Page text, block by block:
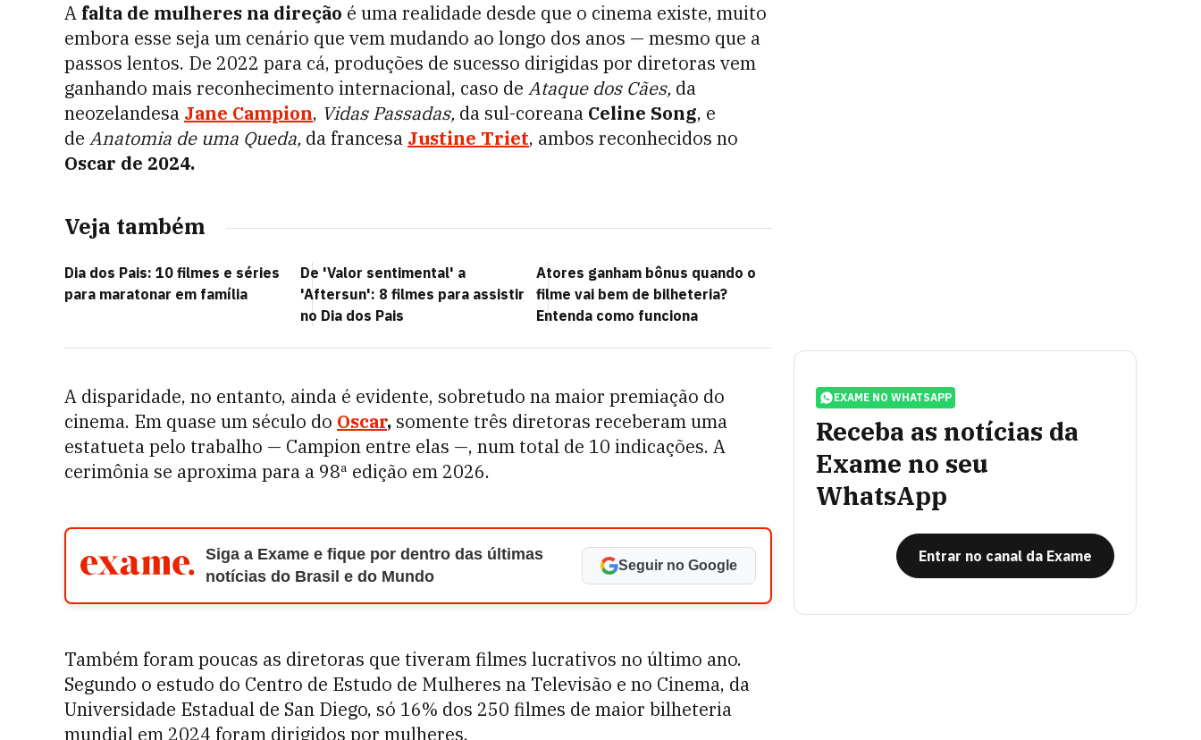
A falta de mulheres na direção é uma realidade desde que o cinema existe, muito
embora esse seja um cenário que vem mudando ao longo dos anos — mesmo que a
passos lentos. De 2022 para cá, produções de sucesso dirigidas por diretoras vem
ganhando mais reconhecimento internacional, caso de Ataque dos Cães, da
neozelandesa Jane Campion, Vidas Passadas, da sul-coreana Celine Song, e
de Anatomia de uma Queda, da francesa Justine Triet, ambos reconhecidos no
Oscar de 2024.
Veja também
Dia dos Pais: 10 filmes e séries
para maratonar em família
De 'Valor sentimental' a
'Aftersun': 8 filmes para assistir
no Dia dos Pais
Atores ganham bônus quando o
filme vai bem de bilheteria?
Entenda como funciona
A disparidade, no entanto, ainda é evidente, sobretudo na maior premiação do
cinema. Em quase um século do Oscar, somente três diretoras receberam uma
estatueta pelo trabalho — Campion entre elas —, num total de 10 indicações. A
cerimônia se aproxima para a 98ª edição em 2026.
Siga a Exame e fique por dentro das últimas
notícias do Brasil e do Mundo
Seguir no Google
Também foram poucas as diretoras que tiveram filmes lucrativos no último ano.
Segundo o estudo do Centro de Estudo de Mulheres na Televisão e no Cinema, da
Universidade Estadual de San Diego, só 16% dos 250 filmes de maior bilheteria
mundial em 2024 foram dirigidos por mulheres.
EXAME NO WHATSAPP
Receba as notícias da
Exame no seu
WhatsApp
Entrar no canal da Exame